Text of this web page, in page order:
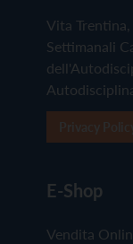
Vita
Settimanali
E-Shop
Vendita